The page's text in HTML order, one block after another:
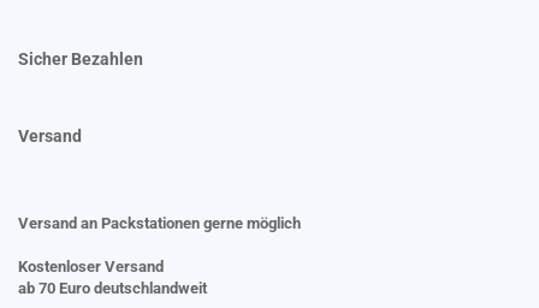
Sicher Bezahlen
Versand
Versand an Packstationen gerne möglich
Kostenloser Versand
ab 70 Euro deutschlandweit